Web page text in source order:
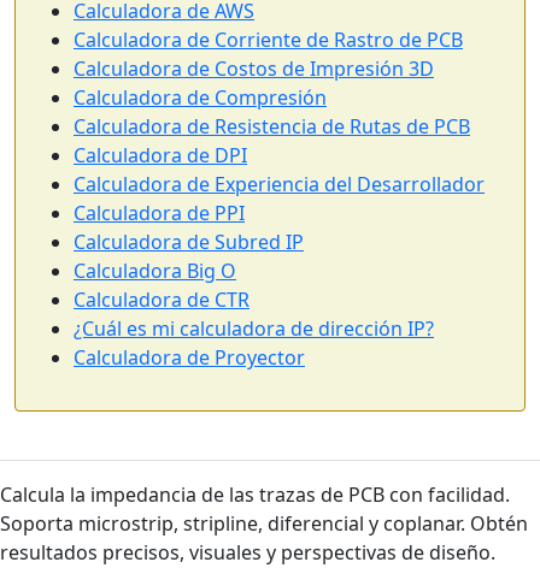
Calculadora de AWS
Calculadora de Corriente de Rastro de PCB
Calculadora de Costos de Impresión 3D
Calculadora de Compresión
Calculadora de Resistencia de Rutas de PCB
Calculadora de DPI
Calculadora de Experiencia del Desarrollador
Calculadora de PPI
Calculadora de Subred IP
Calculadora Big O
Calculadora de CTR
¿Cuál es mi calculadora de dirección IP?
Calculadora de Proyector
Calcula la impedancia de las trazas de PCB con facilidad.
Soporta microstrip, stripline, diferencial y coplanar. Obtén
resultados precisos, visuales y perspectivas de diseño.